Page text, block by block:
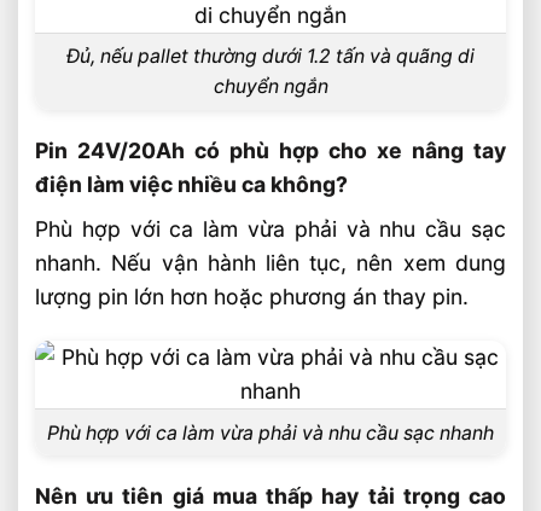
Đủ, nếu pallet thường dưới 1.2 tấn và quãng di
chuyển ngắn
Pin 24V/20Ah có phù hợp cho xe nâng tay
điện làm việc nhiều ca không?
Phù hợp với ca làm vừa phải và nhu cầu sạc
nhanh. Nếu vận hành liên tục, nên xem dung
lượng pin lớn hơn hoặc phương án thay pin.
Phù hợp với ca làm vừa phải và nhu cầu sạc nhanh
Nên ưu tiên giá mua thấp hay tải trọng cao